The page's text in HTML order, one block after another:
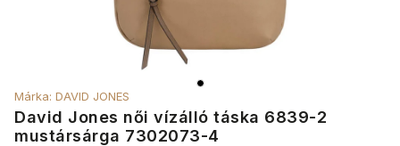
David Jones női vízálló táska 6839-2
mustársárga 7302073-4
Márka: DAVID JONES